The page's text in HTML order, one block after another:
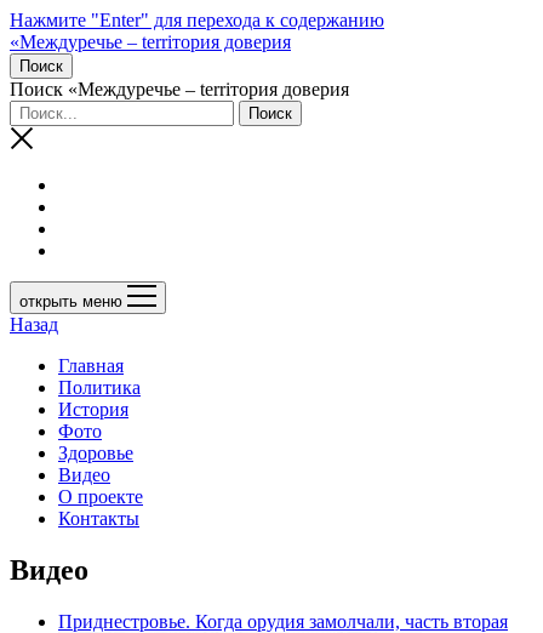
Нажмите "Enter" для перехода к содержанию
«Междуречье – terriтория доверия
Поиск
Поиск «Междуречье – terriтория доверия
открыть меню
Назад
Главная
Политика
История
Фото
Здоровье
Видео
О проекте
Контакты
Видео
Приднестровье. Когда орудия замолчали, часть вторая